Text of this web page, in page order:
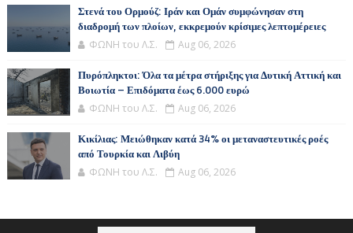
Στενά του Ορμούζ: Ιράν και Ομάν συμφώνησαν στη
διαδρομή των πλοίων, εκκρεμούν κρίσιμες λεπτομέρειες
ΦΩΝΗ του Λ.Σ. Aug 06, 2026
Πυρόπληκτοι: Όλα τα μέτρα στήριξης για Δυτική Αττική και
Βοιωτία – Επιδόματα έως 6.000 ευρώ
ΦΩΝΗ του Λ.Σ. Aug 06, 2026
Κικίλιας: Μειώθηκαν κατά 34% οι μεταναστευτικές ροές
από Τουρκία και Λιβύη
ΦΩΝΗ του Λ.Σ. Aug 06, 2026